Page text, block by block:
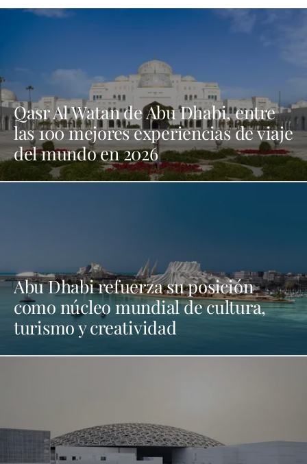
Qasr Al Watan de Abu Dhabi, entre
las 100 mejores experiencias de viaje
del mundo en 2026
Abu Dhabi refuerza su posición
como núcleo mundial de cultura,
turismo y creatividad